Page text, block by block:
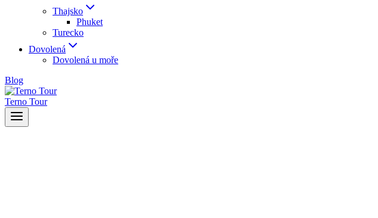
Thajsko
Phuket
Turecko
Dovolená
Dovolená u moře
Blog
Terno Tour